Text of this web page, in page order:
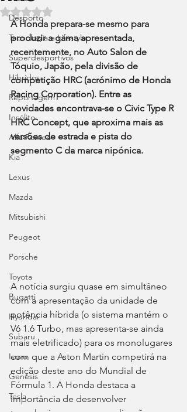
Desporto
Tecnologia e Lifestyle
Superdesportivos
Híbridos
Reportagem
Insólito
Alfa Romeo
Kia
Lexus
Mazda
Mitsubishi
Peugeot
Porsche
Toyota
Bugatti
Hyundai
Subaru
Isuzu
Genesis
Tesla
Avaliado com NaN de 5 estrelas.
A Honda prepara-se mesmo para
produzir a gama apresentada,
recentemente, no Auto Salon de
Tóquio, Japão, pela divisão de
competição HRC (acrónimo de Honda
Racing Corporation). Entre as
novidades encontrava-se o Civic Type R
HRC Concept, que aproxima mais as
versões de estrada e pista do
segmento C da marca nipónica.
A notícia surgiu quase em simultâneo
com a apresentação da unidade de
potência híbrida (o sistema mantém o
V6 1.6 Turbo, mas apresenta-se ainda
mais eletrificado) para os monolugares
com que a Aston Martin competirá na
edição deste ano do Mundial de
Fórmula 1. A Honda destaca a
importância de desenvolver